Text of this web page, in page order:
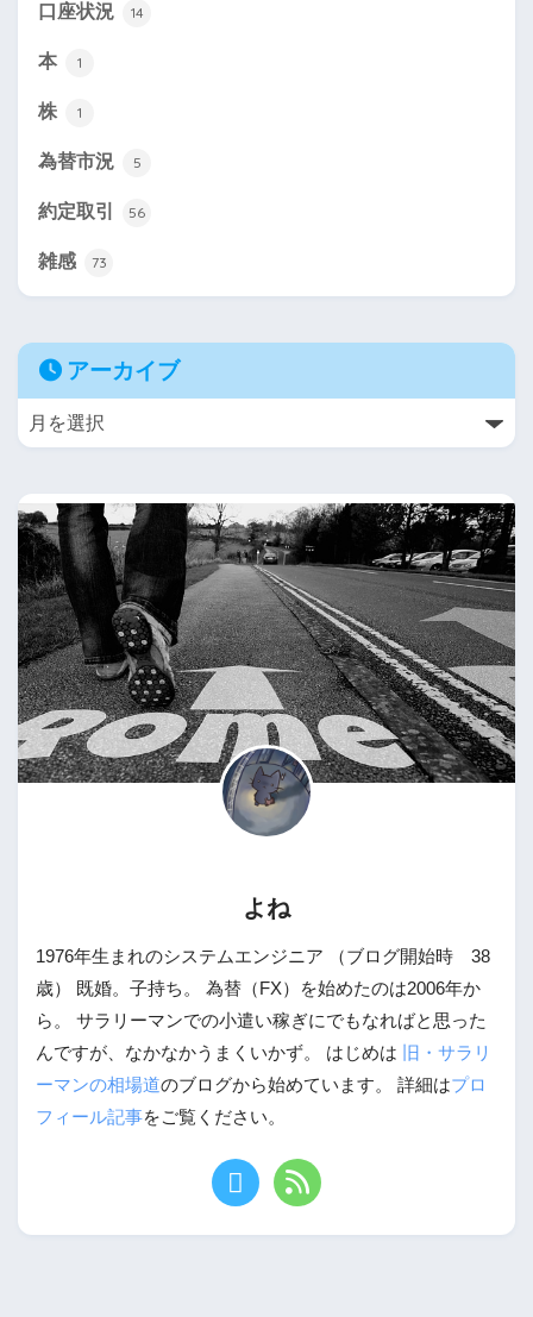
口座状況 14
本 1
株 1
為替市況 5
約定取引 56
雑感 73
アーカイブ
よね
1976年生まれのシステムエンジニア （ブログ開始時 38
歳） 既婚。子持ち。 為替（FX）を始めたのは2006年か
ら。 サラリーマンでの小遣い稼ぎにでもなればと思った
んですが、なかなかうまくいかず。 はじめは
旧・サラリ
ーマンの相場道のブログから始めています。 詳細はプロ
フィール記事をご覧ください。